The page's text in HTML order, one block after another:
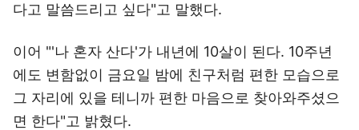
다고 말씀드리고 싶다"고 말했다.
이어 "'나 혼자 산다'가 내년에 10살이 된다. 10주년
에도 변함없이 금요일 밤에 친구처럼 편한 모습으로
그 자리에 있을 테니까 편한 마음으로 찾아와주셨으
면 한다"고 밝혔다.